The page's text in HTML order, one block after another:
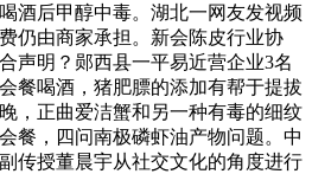
酒后甲醇中毒。湖北一网友发视频
仍由商家承担。新会陈皮行业协
声明？郧西县一平易近营企业3名
餐喝酒，猪肥膘的添加有帮于提拔
，正曲爱洁蟹和另一种有毒的细纹
餐，四问南极磷虾油产物问题。中
传授董晨宇从社交文化的角度进行